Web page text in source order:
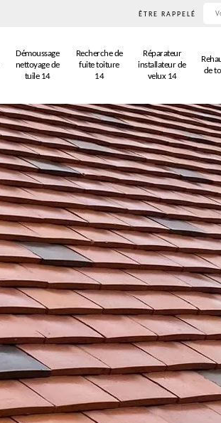
ÊTRE RAPPELÉ
Démoussage
nettoyage de
tuile 14
Recherche de
fuite toiture
14
Réparateur
installateur de
velux 14
de